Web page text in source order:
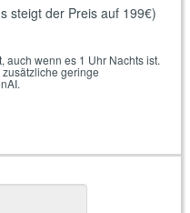
steigt der Preis auf 199€)
auch wenn es 1 Uhr Nachts ist.
geringe